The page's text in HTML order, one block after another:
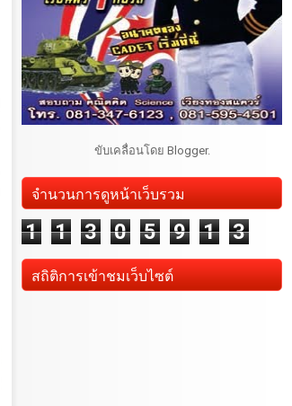
ขับเคลื่อนโดย Blogger.
จำนวนการดูหน้าเว็บรวม
1 1 3 0 5 9 1 3
สถิติการเข้าชมเว็บไซต์